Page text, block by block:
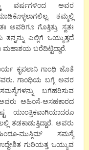
ವರ್ಷಗಳಿಂದ ಅವರ
ತಮ್ಮಲ್ಲಿ
ಅವರಿಗೂ ಗೊತ್ತಿತ್ತು. ಸ್ವತಃ
ಎಲ್ಲಿಗೆ ಒಯ್ಯುತ್ತದೆ
ಮಹಾಶಯ ಬರೆದಿಟ್ಟಿದ್ದಾರೆ.
ಗಾಂಧಿ ಜೊತೆ
ಗಾಂಧಿಯ ಬಗ್ಗೆ ಅವರ
ಬಗೆಹರಿಸುವ
ಅವರು ಅಹಿಂಸೆ-ಅಸಹಕಾರದ
ಯಾಂತ್ರಿಕವಾಗಿಯಾದರೂ
ತಡಕಾಡುತ್ತಿದ್ದಾರೆ. ಅವರು
ಮುಸ್ಲಿಮ್ ಸಮಸ್ಯೆ
ಗುರಿಯತ್ತ ಒಯ್ಯುವ